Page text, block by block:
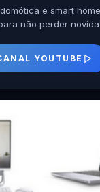
e smart
não perder
YOUTUBE